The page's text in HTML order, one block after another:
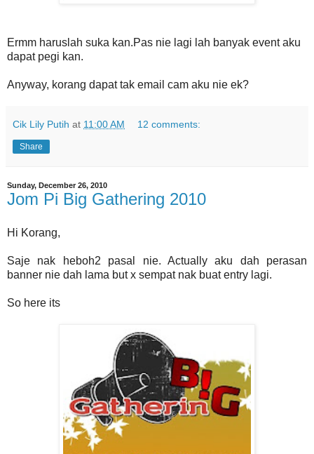
Ermm haruslah suka kan.Pas nie lagi lah banyak event aku
dapat pegi kan.
Anyway, korang dapat tak email cam aku nie ek?
Cik Lily Putih at 11:00 AM 12 comments:
Share
Sunday, December 26, 2010
Jom Pi Big Gathering 2010
Hi Korang,
Saje nak heboh2 pasal nie. Actually aku dah perasan
banner nie dah lama but x sempat nak buat entry lagi.
So here its